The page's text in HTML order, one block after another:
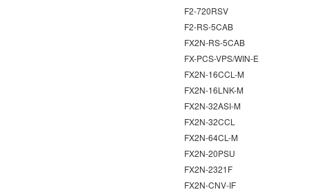
F2-720RSV
F2-RS-5CAB
FX2N-RS-5CAB
FX-PCS-VPS/WIN-E
FX2N-16CCL-M
FX2N-16LNK-M
FX2N-32ASI-M
FX2N-32CCL
FX2N-64CL-M
FX2N-20PSU
FX2N-2321F
FX2N-CNV-IF